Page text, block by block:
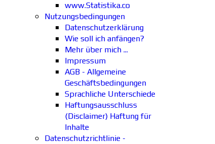
www.Statistika.co
Nutzungsbedingungen
Datenschutzerklärung
Wie soll ich anfängen?
Mehr über mich ...
Impressum
AGB - Allgemeine
Geschäftsbedingungen
Sprachliche Unterschiede
Haftungsausschluss
(Disclaimer) Haftung für
Inhalte
Datenschutzrichtlinie -